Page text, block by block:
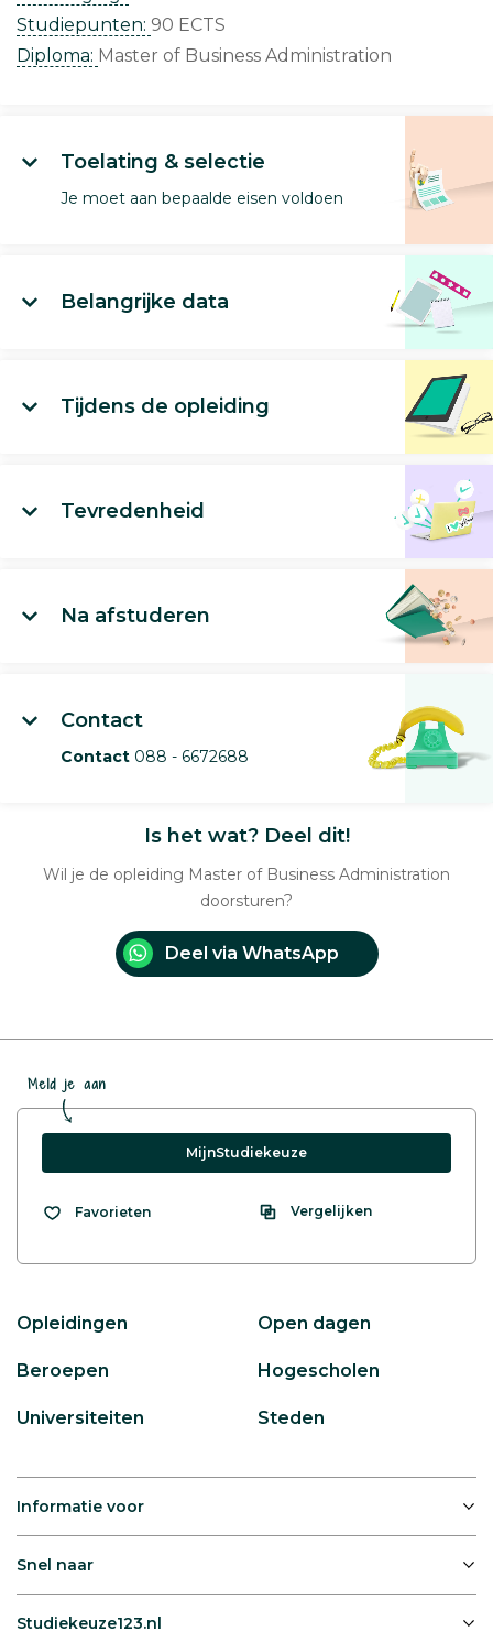
Studiepunten: 90 ECTS
Diploma: Master of Business Administration
Toelating & selectie
Je moet aan bepaalde eisen voldoen
Belangrijke data
Tijdens de opleiding
Tevredenheid
Na afstuderen
Contact
Contact 088 - 6672688
Is het wat? Deel dit!
Wil je de opleiding Master of Business Administration
doorsturen?
Deel via WhatsApp
Meld je aan
MijnStudiekeuze
Favorieten Vergelijken
Opleidingen Open dagen
Beroepen Hogescholen
Universiteiten Steden
Informatie voor
Snel naar
Studiekeuze123.nl